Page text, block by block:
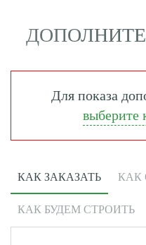
Для показа
выберите
КАК ЗАКАЗАТЬ КАК
КАК БУДЕМ СТРОИТЬ